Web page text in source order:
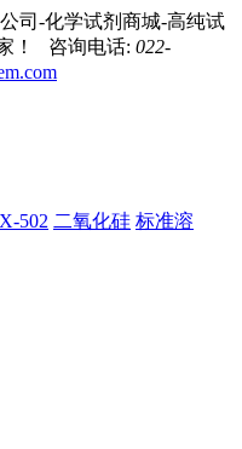
司-化学试剂商城-高纯试
！ 咨询电话: 022-
502 二氧化硅 标准溶